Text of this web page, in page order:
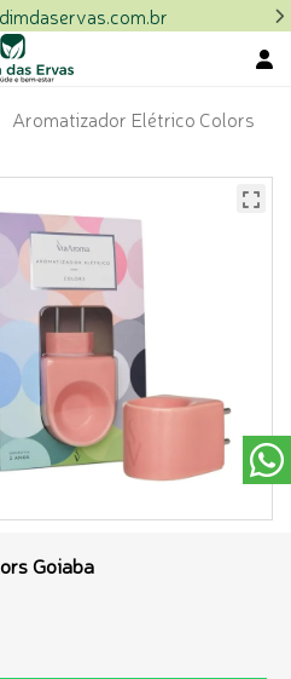
Aromatizador Elétrico Colors
Goiaba